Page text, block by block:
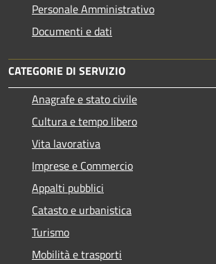
Personale Amministrativo
Documenti e dati
CATEGORIE DI SERVIZIO
Anagrafe e stato civile
Cultura e tempo libero
Vita lavorativa
Imprese e Commercio
Appalti pubblici
Catasto e urbanistica
Turismo
Mobilità e trasporti